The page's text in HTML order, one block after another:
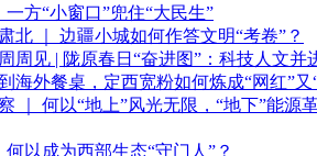
方“小窗口”兜住“大民生”
北 ｜ 边疆小城如何作答文明“考卷”？
周见 | 陇原春日“奋进图”：科技人文并
海外餐桌，定西宽粉如何炼成“网红”又
｜ 何以“地上”风光无限，“地下”能源
以成为西部生态“守门人”？